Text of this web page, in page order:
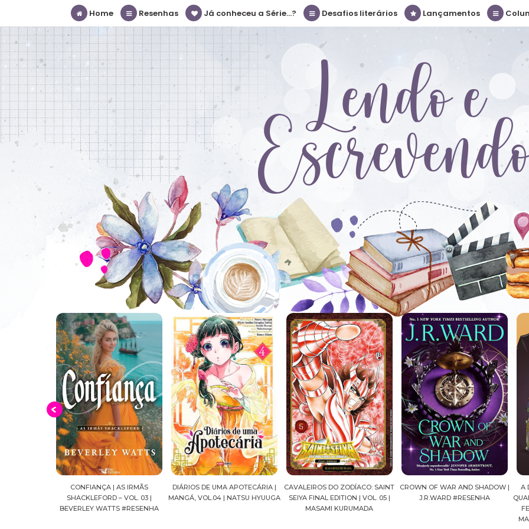
Home Resenhas Já conheceu a Série...? Desafios literários Lançamentos
DIÁRIOS DE UMA APOTECÁRIA |
MANGÁ, VOL.04 | NATSU HYUUGA
CAVALEIROS DO ZODÍACO: SAINT
SEIYA FINAL EDITION | VOL. 05 |
CROWN OF WAR AND SHADOW |
J.R.WARD #RESENHA
A DROGA DA OBEDIÊNCIA EM
QUADRINHOS | PEDRO BANDEIRA,